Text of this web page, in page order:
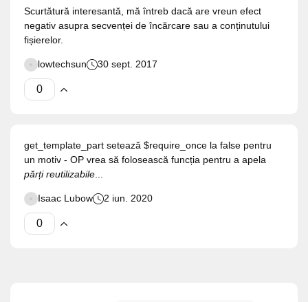
Scurtătură interesantă, mă întreb dacă are vreun efect
negativ asupra secvenței de încărcare sau a conținutului
fișierelor.
lowtechsun 30 sept. 2017
get_template_part setează $require_once la false pentru
un motiv - OP vrea să folosească funcția pentru a apela
părți reutilizabile
Isaac Lubow 2 iun. 2020